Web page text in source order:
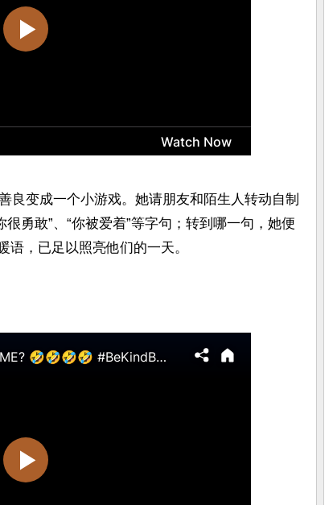
良变成一个小游戏。她请朋友和陌生人转动自制
勇敢”、“你被爱着”等字句；转到哪一句，她便
，已足以照亮他们的一天。